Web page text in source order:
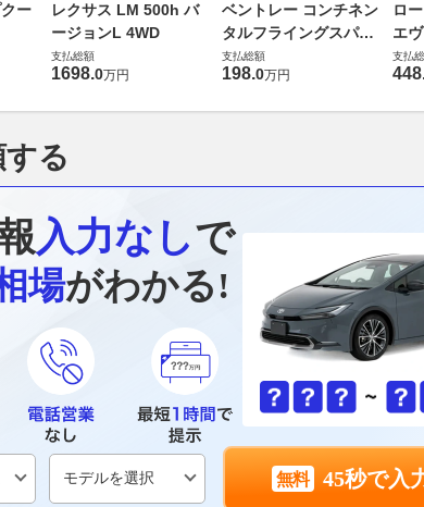
ー
レクサス LM 500h バ
ージョンL 4WD
支払総額
1698.0万円
ベントレー コンチネン
タルフライングスパー
6.0 4WD
支払総額
198.0万円
ロ
エ
支払
448
る
入力なしで
場がわかる!
45秒で入